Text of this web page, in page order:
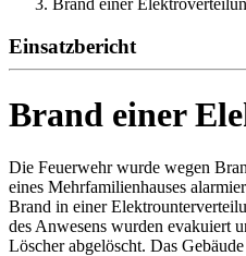
Brand einer
Einsatzbericht
Brand einer
Die Feuerwehr wurde wegen
eines Mehrfamilienhauses
Brand in einer
des Anwesens wurden evakuiert
Löscher abgelöscht. Das